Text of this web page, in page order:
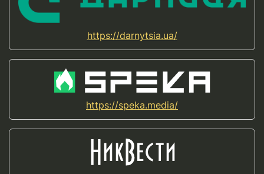
https://darnytsia.ua/
https://speka.media/